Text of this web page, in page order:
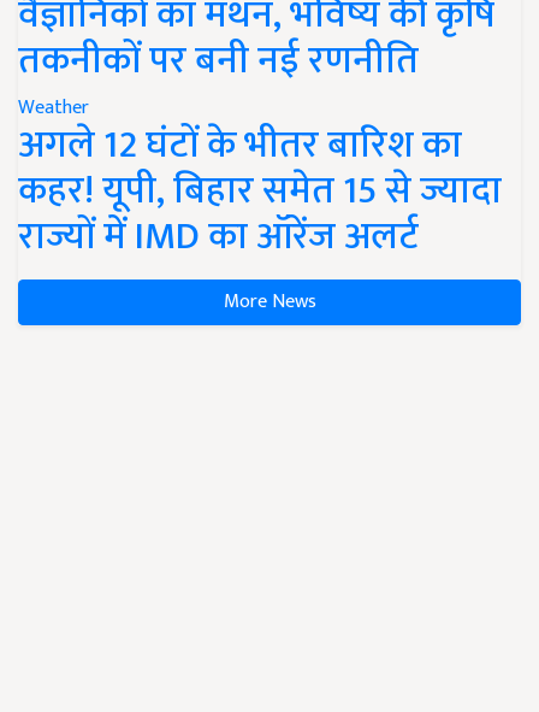
वैज्ञानिकों का मंथन, भविष्य की कृषि
तकनीकों पर बनी नई रणनीति
Weather
अगले 12 घंटों के भीतर बारिश का
कहर! यूपी, बिहार समेत 15 से ज्यादा
राज्यों में IMD का ऑरेंज अलर्ट
More News